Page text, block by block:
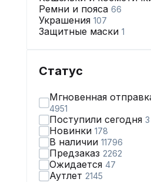
Ремни и пояса 66
Украшения 107
Защитные маски 1
Статус
Мгновенная
4951
Поступили сегодня 3
Новинки 178
В наличии 11796
Предзаказ 2262
Ожидается 47
Аутлет 2145